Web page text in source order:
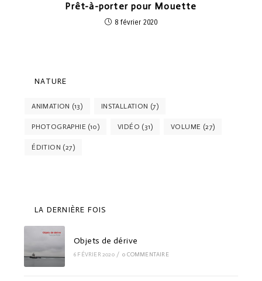
Prêt-à-porter pour Mouette
8 février 2020
NATURE
ANIMATION (13) INSTALLATION (7)
PHOTOGRAPHIE (10) VIDÉO (31) VOLUME (27)
ÉDITION (27)
LA DERNIÈRE FOIS
Objets de dérive
6 FÉVRIER 2020 / 0 COMMENTAIRE